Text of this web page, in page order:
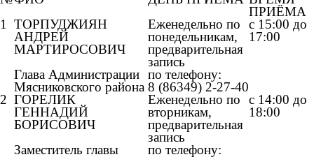
ПРИЁМА
1
ТОРПУДЖИЯН
АНДРЕЙ
МАРТИРОСОВИЧ
Глава Администрации
Мясниковского района
Еженедельно по
понедельникам,
предварительная
запись
по телефону:
8 (86349) 2-27-40
с 15:00 до
17:00
2 ГОРЕЛИК
ГЕННАДИЙ
БОРИСОВИЧ
Заместитель главы
Еженедельно по
вторникам,
предварительная
запись
по телефону:
с 14:00 до
18:00